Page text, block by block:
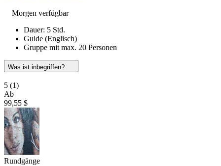
Morgen verfügbar
Dauer: 5 Std.
Guide (Englisch)
Gruppe mit max. 20 Personen
Was ist inbegriffen?
5 (1)
Ab
99,55 $
Rundgänge